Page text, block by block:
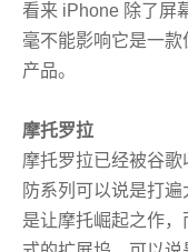
看来 iPhone 除了屏
毫不能影响它是一
产品。
摩托罗拉
摩托罗拉已经被谷
防系列可以说是打
是让摩托崛起之作